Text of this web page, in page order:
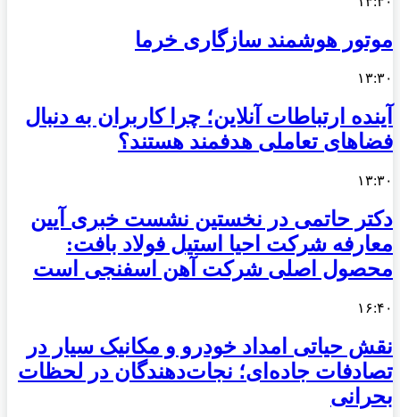
موتور هوشمند سازگاری خرما
۱۳:۳۰
آینده ارتباطات آنلاین؛ چرا کاربران به دنبال
فضاهای تعاملی هدفمند هستند؟
۱۳:۳۰
دکتر حاتمی در نخستین نشست خبری آیین
معارفه شرکت احیا استیل فولاد بافت:
محصول اصلی شرکت آهن اسفنجی است
۱۶:۴۰
نقش حیاتی امداد خودرو و مکانیک سیار در
تصادفات جاده‌ای؛ نجات‌دهندگان در لحظات
بحرانی